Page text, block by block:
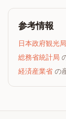
参考情報
日本政府観光局
総務省統計局
経済産業省 の